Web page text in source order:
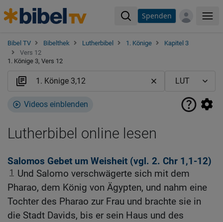
Spenden
Bibel TV Bibelthek Lutherbibel 1. Könige
Kapitel 3
Vers 12
1. Könige 3, Vers 12
Videos einblenden
Lutherbibel online lesen
Salomos Gebet um Weisheit (vgl. 2. Chr 1,1-12)
1
Und Salomo verschwägerte sich mit dem
Pharao, dem König von Ägypten, und nahm eine
Tochter des Pharao zur Frau und brachte sie in
die Stadt Davids, bis er sein Haus und des